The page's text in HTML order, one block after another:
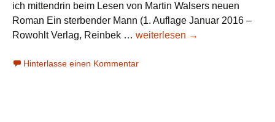
ich mittendrin beim Lesen von Martin Walsers neuen
Roman Ein sterbender Mann (1. Auflage Januar 2016 –
Rowohlt Verlag, Reinbek … Martin
Ein
weiterlesen →
Hinterlasse einen Kommentar